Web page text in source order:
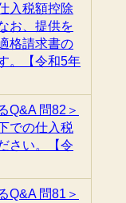
入税額控除
お、提供を
格請求書の
。【令和5年
Q&A 問82＞
での仕入税
さい。【令
Q&A 問81＞